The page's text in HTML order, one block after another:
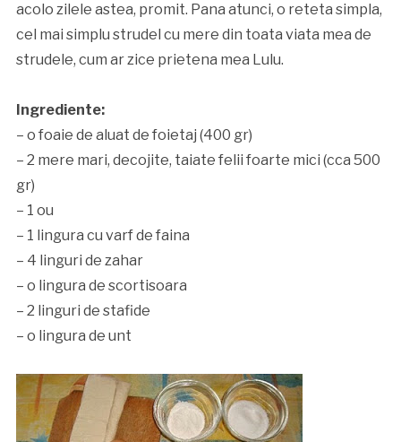
acolo zilele astea, promit. Pana atunci, o reteta simpla,
cel mai simplu strudel cu mere din toata viata mea de
strudele, cum ar zice prietena mea Lulu.
Ingrediente:
– o foaie de aluat de foietaj (400 gr)
– 2 mere mari, decojite, taiate felii foarte mici (cca 500
gr)
– 1 ou
– 1 lingura cu varf de faina
– 4 linguri de zahar
– o lingura de scortisoara
– 2 linguri de stafide
– o lingura de unt